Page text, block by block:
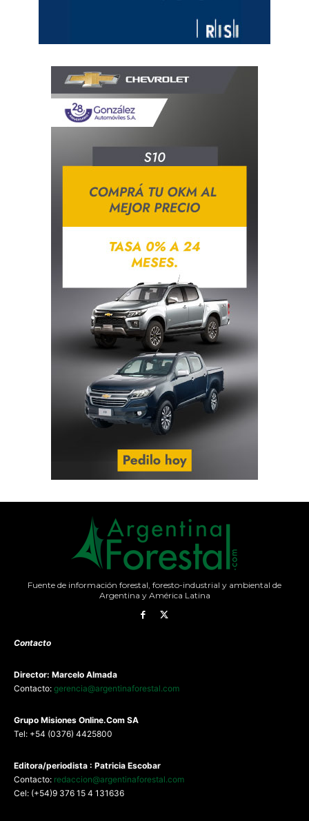
Fuente de información forestal, foresto-industrial y ambiental de
Argentina y América Latina
Contacto
Director: Marcelo Almada
Contacto: gerencia@argentinaforestal.com
Grupo Misiones Online.Com SA
Tel: +54 (0376) 4425800
Editora/periodista : Patricia Escobar
Contacto: redaccion@argentinaforestal.com
Cel: (+54)9 376 15 4 131636